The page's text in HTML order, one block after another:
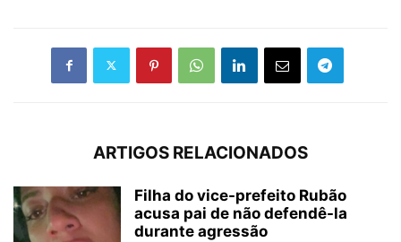
ARTIGOS RELACIONADOS
Filha do vice-prefeito Rubão
acusa pai de não defendê-la
durante agressão